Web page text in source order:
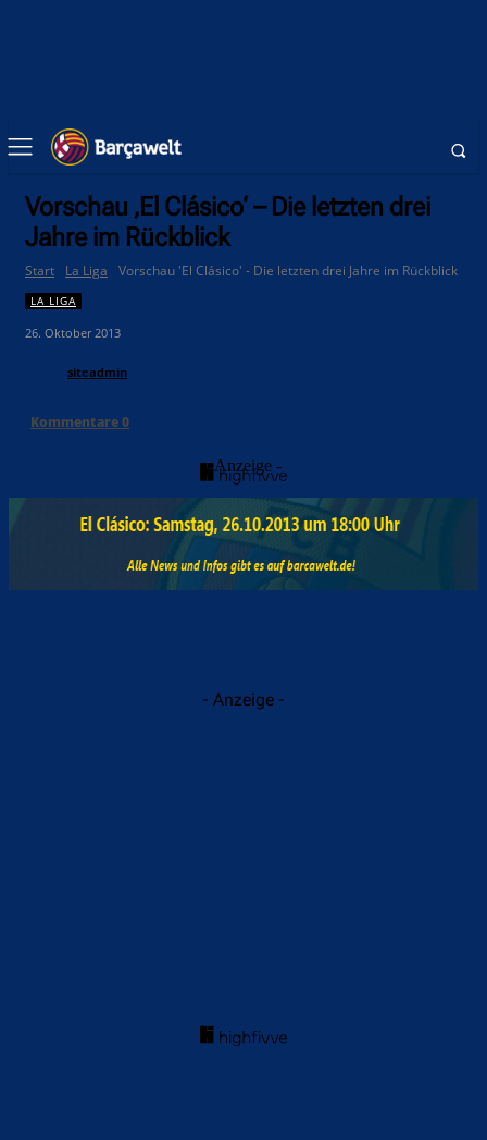
Vorschau ‚El Clásico‘ – Die letzten drei
Jahre im Rückblick
Start La Liga Vorschau 'El Clásico' - Die letzten drei Jahre im Rückblick
LA LIGA
26. Oktober 2013
siteadmin
Kommentare0
- Anzeige -
- Anzeige -